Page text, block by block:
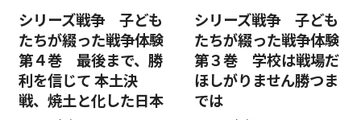
シリーズ戦争 子ども
たちが綴った戦争体験
第４巻 最後まで、勝
利を信じて 本土決
戦、焼土と化した日本
シリーズ戦争 子ども
たちが綴った戦争体験
第３巻 学校は戦場だ
ほしがりません勝つま
では